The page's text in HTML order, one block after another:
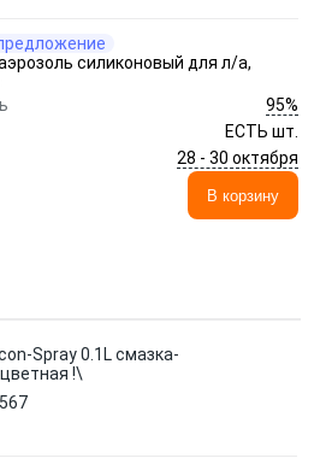
силиконовый для л/а,
95%
ЕСТЬ шт.
28 - 30 октября
В корзину
Spray 0.1L смазка-
!\